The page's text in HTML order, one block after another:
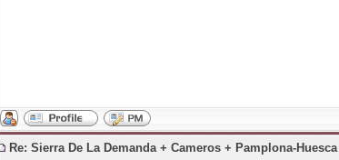
Re: Sierra De La Demanda + Cameros + Pamplona-Huesca